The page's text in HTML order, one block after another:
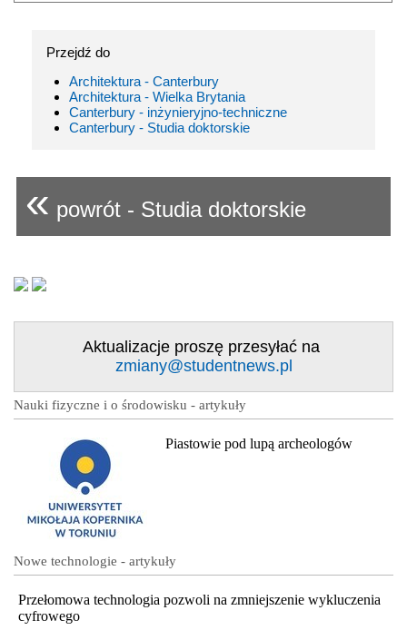
Przejdź do
Architektura - Canterbury
Architektura - Wielka Brytania
Canterbury - inżynieryjno-techniczne
Canterbury - Studia doktorskie
« powrót - Studia doktorskie
Aktualizacje proszę przesyłać na
zmiany@studentnews.pl
Nauki fizyczne i o środowisku - artykuły
Piastowie pod lupą archeologów
Nowe technologie - artykuły
Przełomowa technologia pozwoli na zmniejszenie wykluczenia
cyfrowego